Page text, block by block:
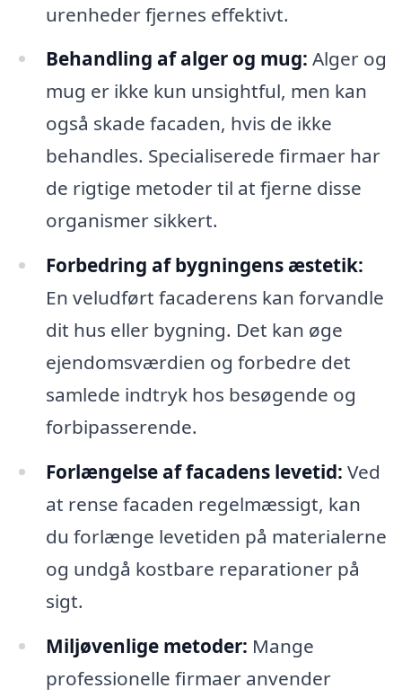
urenheder fjernes effektivt.
Behandling af alger og mug: Alger og
mug er ikke kun unsightful, men kan
også skade facaden, hvis de ikke
behandles. Specialiserede firmaer har
de rigtige metoder til at fjerne disse
organismer sikkert.
Forbedring af bygningens æstetik:
En veludført facaderens kan forvandle
dit hus eller bygning. Det kan øge
ejendomsværdien og forbedre det
samlede indtryk hos besøgende og
forbipasserende.
Forlængelse af facadens levetid: Ved
at rense facaden regelmæssigt, kan
du forlænge levetiden på materialerne
og undgå kostbare reparationer på
sigt.
Miljøvenlige metoder: Mange
professionelle firmaer anvender